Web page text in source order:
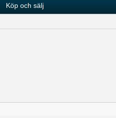
Köp och sälj